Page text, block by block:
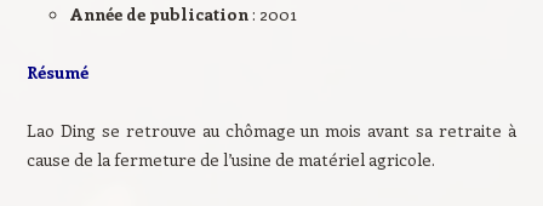
Année de publication: 2001
Résumé
Lao Ding se retrouve au chômage un mois avant sa retraite à
cause de la fermeture de l’usine de matériel agricole.